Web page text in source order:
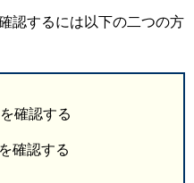
認するには以下の二つの方
確認する
確認する